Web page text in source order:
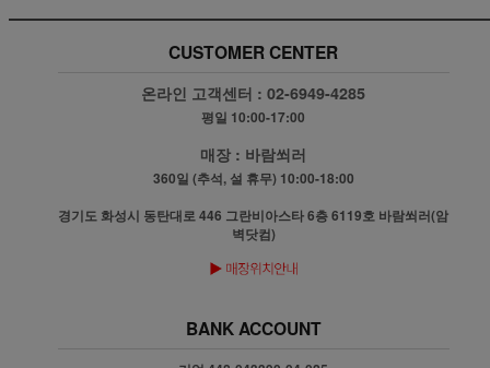
CUSTOMER CENTER
온라인 고객센터 :02-6949-4285
평일 10:00-17:00
매장 : 바람쐬러
360일 (추석, 설 휴무) 10:00-18:00
경기도 화성시 동탄대로 446 그란비아스타 6층 6119호 바람쐬러(암
벽닷컴)
BANK ACCOUNT